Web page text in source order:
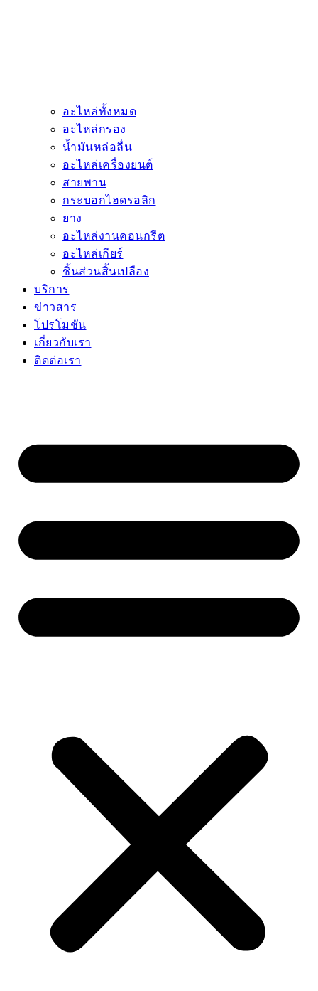
อะไหล่ทั้งหมด
อะไหล่กรอง
น้ำมันหล่อลื่น
อะไหล่เครื่องยนต์
สายพาน
กระบอกไฮดรอลิก
ยาง
อะไหล่งานคอนกรีต
อะไหล่เกียร์
ชิ้นส่วนสิ้นเปลือง
บริการ
ข่าวสาร
โปรโมชัน
เกี่ยวกับเรา
ติดต่อเรา